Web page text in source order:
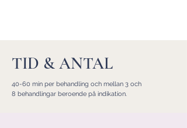
TID & ANTAL
40-60 min per behandling och mellan 3 och
8 behandlingar beroende på indikation.